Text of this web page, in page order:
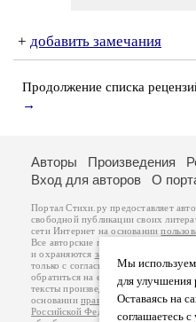
+ добавить замечания
Продолжение списка
→
Мы
для улучшения
Оставаясь на
соглашаетесь
Авторы Произведения
Вход для авторов
О
Портал Стихи.ру предоставляет
свободной публикации своих
сети Интернет на основании
Все авторские права на
и охраняются законом
.
только с согласия его автора, к
обратиться на его авторской
тексты произведений авторы несут
основанииправил публикациии
Российской Федерации